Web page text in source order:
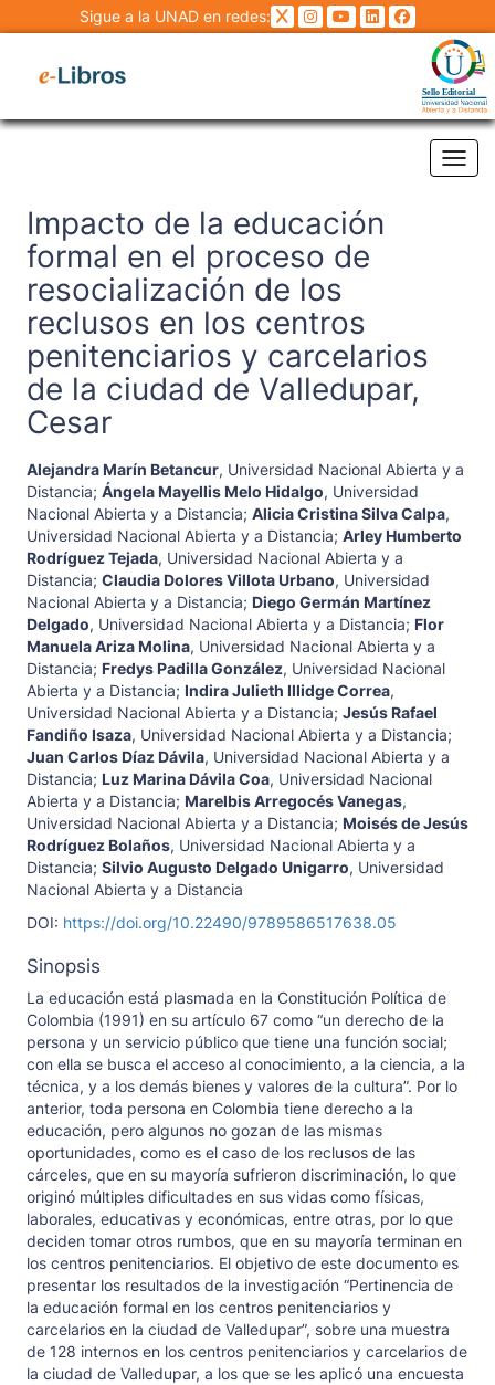
Sigue a la UNAD en redes:
Impacto de la educación
formal en el proceso de
resocialización de los
reclusos en los centros
penitenciarios y carcelarios
de la ciudad de Valledupar,
Cesar
Alejandra Marín Betancur, Universidad Nacional Abierta y a
Distancia; Ángela Mayellis Melo Hidalgo, Universidad
Nacional Abierta y a Distancia; Alicia Cristina Silva Calpa,
Universidad Nacional Abierta y a Distancia; Arley Humberto
Rodríguez Tejada, Universidad Nacional Abierta y a
Distancia; Claudia Dolores Villota Urbano, Universidad
Nacional Abierta y a Distancia; Diego Germán Martínez
Delgado, Universidad Nacional Abierta y a Distancia; Flor
Manuela Ariza Molina, Universidad Nacional Abierta y a
Distancia; Fredys Padilla González, Universidad Nacional
Abierta y a Distancia; Indira Julieth Illidge Correa,
Universidad Nacional Abierta y a Distancia; Jesús Rafael
Fandiño Isaza, Universidad Nacional Abierta y a Distancia;
Juan Carlos Díaz Dávila, Universidad Nacional Abierta y a
Distancia; Luz Marina Dávila Coa, Universidad Nacional
Abierta y a Distancia; Marelbis Arregocés Vanegas,
Universidad Nacional Abierta y a Distancia; Moisés de Jesús
Rodríguez Bolaños, Universidad Nacional Abierta y a
Distancia; Silvio Augusto Delgado Unigarro, Universidad
Nacional Abierta y a Distancia
DOI: https://doi.org/10.22490/9789586517638.05
Sinopsis
La educación está plasmada en la Constitución Política de
Colombia (1991) en su artículo 67 como “un derecho de la
persona y un servicio público que tiene una función social;
con ella se busca el acceso al conocimiento, a la ciencia, a la
técnica, y a los demás bienes y valores de la cultura”. Por lo
anterior, toda persona en Colombia tiene derecho a la
educación, pero algunos no gozan de las mismas
oportunidades, como es el caso de los reclusos de las
cárceles, que en su mayoría sufrieron discriminación, lo que
originó múltiples dificultades en sus vidas como físicas,
laborales, educativas y económicas, entre otras, por lo que
deciden tomar otros rumbos, que en su mayoría terminan en
los centros penitenciarios. El objetivo de este documento es
presentar los resultados de la investigación “Pertinencia de
la educación formal en los centros penitenciarios y
carcelarios en la ciudad de Valledupar”, sobre una muestra
de 128 internos en los centros penitenciarios y carcelarios de
la ciudad de Valledupar, a los que se les aplicó una encuesta